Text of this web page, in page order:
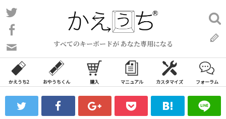
コ
ン
ン
ツ
ス
ッ
すべてのキーボードが あなた専用になる
い
合
わ
フ
ォ
検
索:
かえうち2 おやうちくん 購入 マニュアル カスタマイズ フォーラム